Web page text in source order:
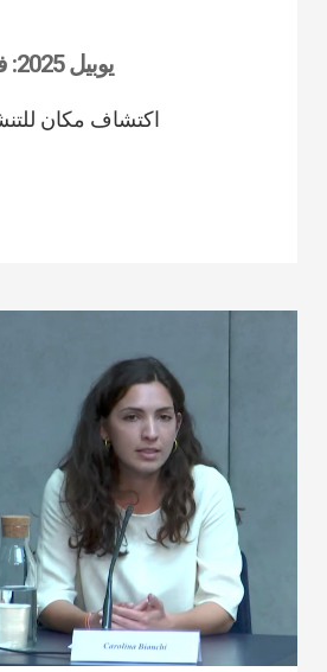
يوبيل 2025: فسحة كُن مُسبَّحاً
اكتشاف مكان